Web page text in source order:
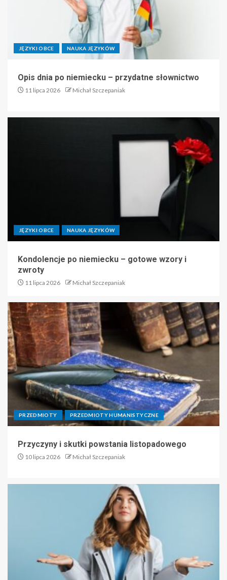
JĘZYKI OBCE NAUKA JĘZYKÓW
Opis dnia po niemiecku – przydatne słownictwo
11 lipca 2026 Michał Szczepaniak
JĘZYKI OBCE NAUKA JĘZYKÓW
Kondolencje po niemiecku – gotowe wzory i
zwroty
11 lipca 2026 Michał Szczepaniak
PRZEDMIOTY PRZEDMIOTY HUMANISTYCZNE
Przyczyny i skutki powstania listopadowego
10 lipca 2026 Michał Szczepaniak